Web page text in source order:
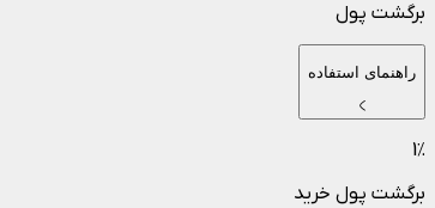
برگشت پول
راهنمای استفاده
1٪
برگشت پول خرید